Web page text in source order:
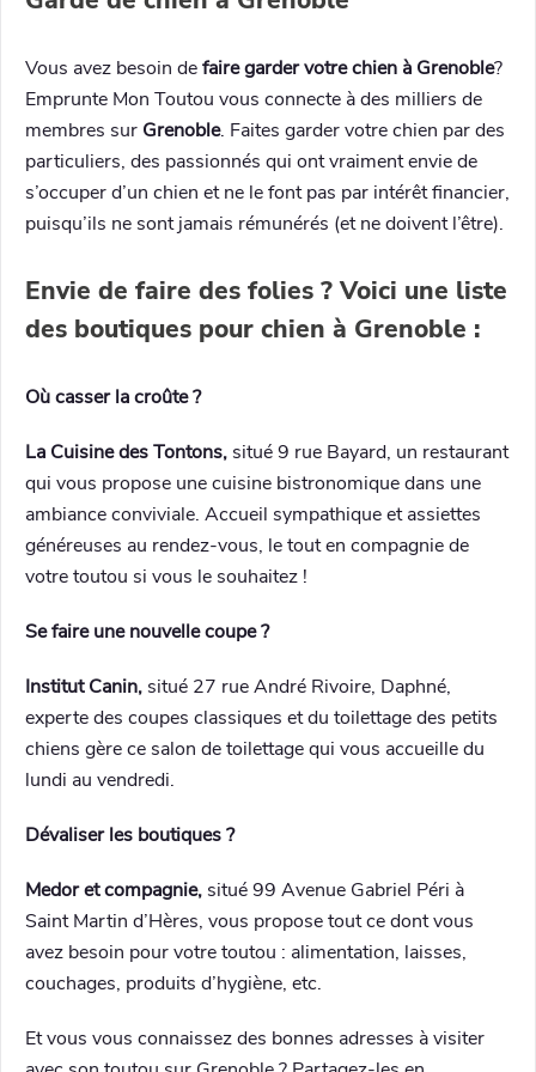
Vous avez besoin defaire garder votre chien à Grenoble?
Emprunte Mon Toutou vous connecte à des milliers de
membres sur Grenoble. Faites garder votre chien par des
particuliers, des passionnés qui ont vraiment envie de
s’occuper d’un chien et ne le font pas par intérêt financier,
puisqu’ils ne sont jamais rémunérés (et ne doivent l’être).
Envie de faire des folies ? Voici une liste
des boutiques pour chien à Grenoble :
Où casser la croûte ?
La Cuisine des Tontons, situé 9 rue Bayard, un restaurant
qui vous propose une cuisine bistronomique dans une
ambiance conviviale. Accueil sympathique et assiettes
généreuses au rendez-vous, le tout en compagnie de
votre toutou si vous le souhaitez !
Se faire une nouvelle coupe ?
Institut Canin, situé 27 rue André Rivoire, Daphné,
experte des coupes classiques et du toilettage des petits
chiens gère ce salon de toilettage qui vous accueille du
lundi au vendredi.
Dévaliser les boutiques ?
Medor et compagnie, situé 99 Avenue Gabriel Péri à
Saint Martin d’Hères, vous propose tout ce dont vous
avez besoin pour votre toutou : alimentation, laisses,
couchages, produits d’hygiène, etc.
Et vous vous connaissez des bonnes adresses à visiter